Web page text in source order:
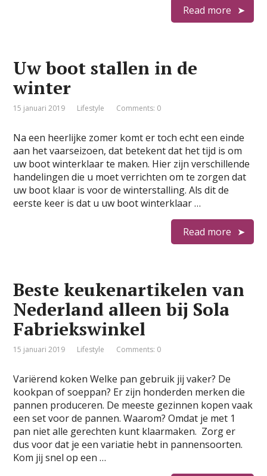
Read more
Uw boot stallen in de
winter
15 januari 2019 Lifestyle Comments: 0
Na een heerlijke zomer komt er toch echt een einde
aan het vaarseizoen, dat betekent dat het tijd is om
uw boot winterklaar te maken. Hier zijn verschillende
handelingen die u moet verrichten om te zorgen dat
uw boot klaar is voor de winterstalling. Als dit de
eerste keer is dat u uw boot winterklaar …
Read more
Beste keukenartikelen van
Nederland alleen bij Sola
Fabriekswinkel
15 januari 2019 Lifestyle Comments: 0
Variërend koken Welke pan gebruik jij vaker? De
kookpan of soeppan? Er zijn honderden merken die
pannen produceren. De meeste gezinnen kopen vaak
een set voor de pannen. Waarom? Omdat je met 1
pan niet alle gerechten kunt klaarmaken. Zorg er
dus voor dat je een variatie hebt in pannensoorten.
Kom jij snel op een …